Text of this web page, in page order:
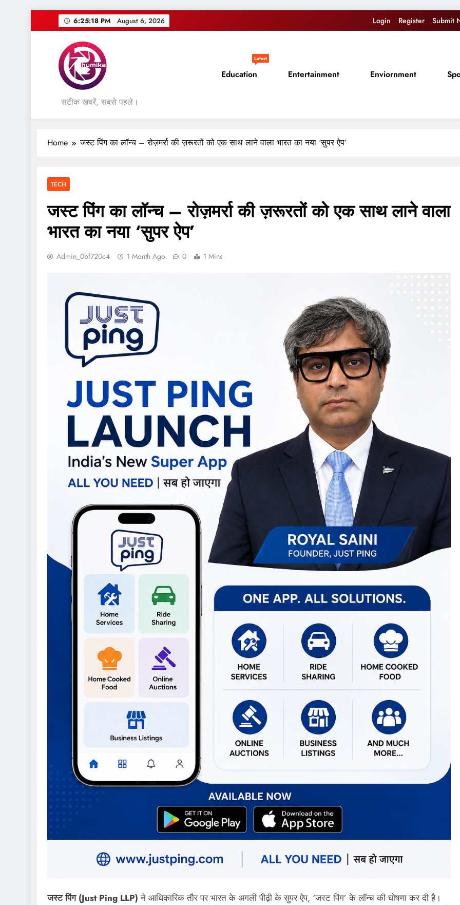
to
6:25:19 PM August 6, 2026 Login Register Submit
सटीक खबरें, सबसे पहले।
Education
Latest
Entertainment Enviornment
Home जस्ट पिंग का लॉन्च – रोज़मर्रा की ज़रूरतों को एक साथ लाने वाला भारत का नया ‘सुपर ऐप’
TECH
जस्ट पिंग का लॉन्च – रोज़मर्रा की ज़रूरतों को एक साथ लाने वाला
भारत का नया ‘सुपर ऐप’
Admin_0bf720c4 1 Month Ago 0 1 Mins
जस्ट पिंग (Just Ping LLP) ने आधिकारिक तौर पर भारत के अगली पीढ़ी के सुपर ऐप, ‘जस्ट पिंग’ के लॉन्च की घोषणा कर दी है।